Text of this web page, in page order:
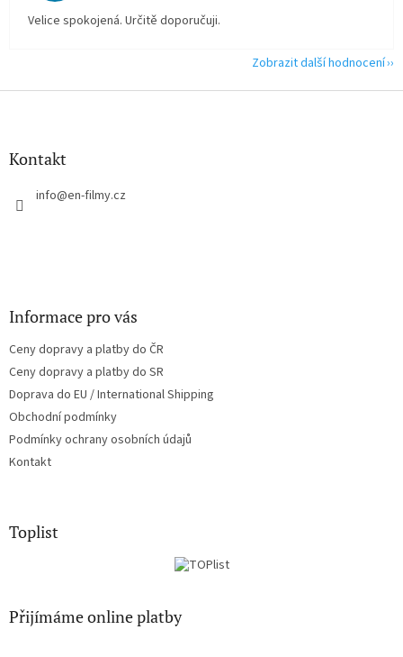
Velice spokojená. Určitě doporučuji.
Zobrazit další hodnocení
Z
Kontakt
info@en-filmy.cz
Informace pro vás
Ceny dopravy a platby do ČR
Ceny dopravy a platby do SR
Doprava do EU / International Shipping
Obchodní podmínky
Podmínky ochrany osobních údajů
Kontakt
Toplist
Přijímáme online platby